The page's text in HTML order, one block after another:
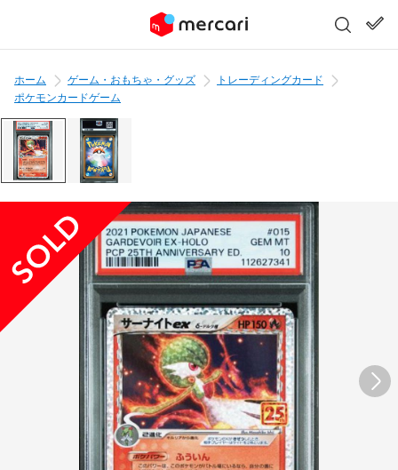
ホーム ゲーム・おもちゃ・グッズ
トレーディングカード
ポケモンカードゲーム